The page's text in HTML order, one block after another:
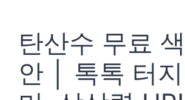
탄산수 무료
안 │ 톡톡 터